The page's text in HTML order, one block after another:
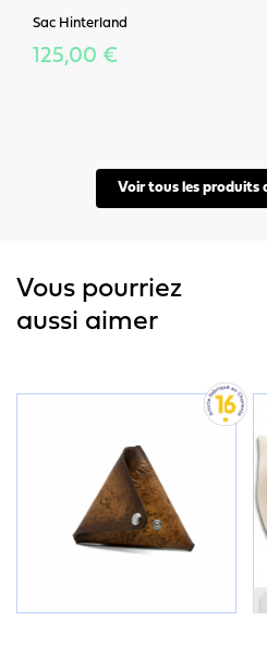
Sac Hinterland
125,00 €
Voir tous les produits
Vous pourriez
aussi aimer